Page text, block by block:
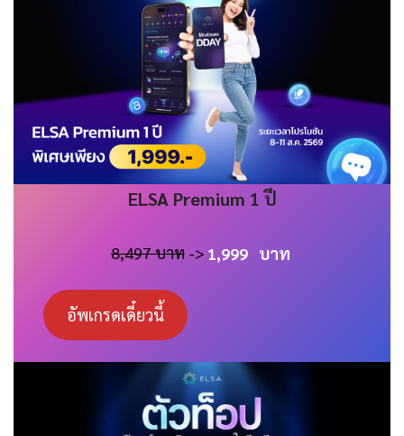
ELSA Premium 1 ปี
8,497 บาท-> 1,999 บาท
อัพเกรดเดี๋ยวนี้